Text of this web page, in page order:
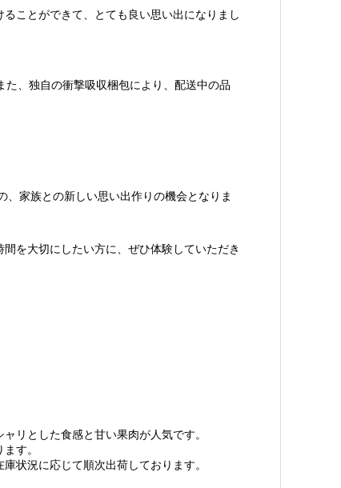
ことができて、とても良い思い出になりまし
、独自の衝撃吸収梱包により、配送中の品
家族との新しい思い出作りの機会となりま
を大切にしたい方に、ぜひ体験していただき
リとした食感と甘い果肉が人気です。
す。
状況に応じて順次出荷しております。